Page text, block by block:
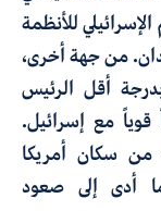
للأنظمة
من جهة أخرى،
أقل الرئيس
قوياً مع إسرائيل.
سكان أمريكا
ما أدى إلى صعود